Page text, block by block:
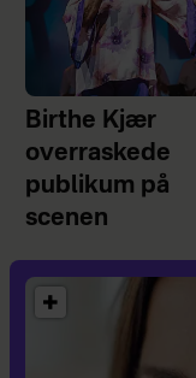
Birthe Kjær
overraskede
publikum på
scenen